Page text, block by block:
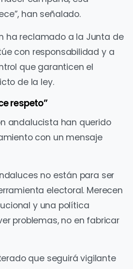
han señalado.
ha reclamado a la Junta de
con responsabilidad y a
que garanticen el
de la ley.
respeto”
andalucista han querido
con un mensaje
no están para ser
electoral. Merecen
y una política
problemas, no en fabricar
que seguirá vigilante